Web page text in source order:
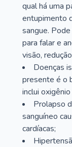
qual há uma
entupimento
sangue.
para falar e
visão,
Doenças
presente é o
inclui
Prolapso
sanguíneo
cardíacas;